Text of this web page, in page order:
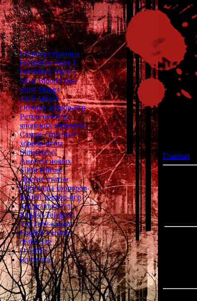
Главная страница
Forbidden Siren 1
Forbidden Siren 2
Siren Blood Curse
Siren Manga
Siren Movie
Обзоры хоррор-игр
Ретроспектива
японских хорроров
Самые странные
хоррор-игры
SlitterHead
Анонсы новых
Silent Hill'ов
Другие статьи
Переводы хорроров
Музей хоррор-игр
Telegram-канал
English Telegram
YouTube-канал
English Version
of the Site
О сайте
Болталка
Главная